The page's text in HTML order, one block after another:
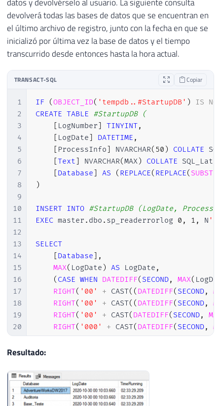
datos y devolvérselo al usuario. La siguiente consulta
devolverá todas las bases de datos que se encuentran en
el último archivo de registro, junto con la fecha en que se
inicializó por última vez la base de datos y el tiempo
transcurrido desde entonces hasta la hora actual.
TRANSACT-SQL Copiar
1
2
3
4
5
6
7
8
9
10
11
12
13
14
15
16
17
18
19
20
21
22
24
25
26
IF (OBJECT_ID( 'tempdb..#StartupDB' ) IS
CREATE TABLE #StartupDB (
[ LogNumber] TINYINT,
[ LogDate] DATETIME ,
[ ProcessInfo] NVARCHAR( 50 ) COLLATE
[Text] NVARCHAR(MAX) COLLATE
[Database] AS ( REPLACE( REPLACE(
)
INSERT INTO #StartupDB (LogDate,
EXEC master . dbo . sp_readerrorlog 0 , 1 , N
SELECT
[Database] ,
MAX( LogDate ) AS LogDate ,
( CASE WHEN DATEDIFF( SECOND, MAX(
RIGHT( '00' + CAST( ( DATEDIFF( SECOND,
RIGHT( '00' + CAST( ( DATEDIFF( SECOND,
RIGHT( '00' + CAST( DATEDIFF( SECOND,
RIGHT( '000' + CAST( DATEDIFF( SECOND,
AS
TimeRunning
FROM
GROUP
[Database
ORDER
1
Resultado: